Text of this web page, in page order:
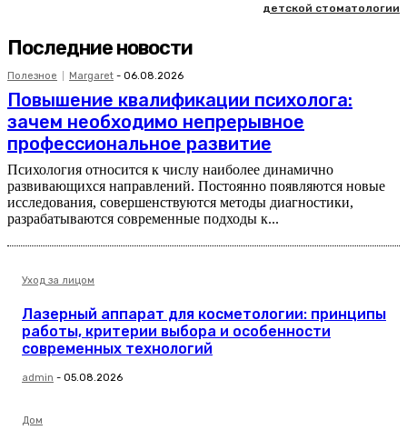
детской стоматологии
Последние новости
Полезное Margaret - 06.08.2026
Повышение квалификации психолога:
зачем необходимо непрерывное
профессиональное развитие
Психология относится к числу наиболее динамично
развивающихся направлений. Постоянно появляются новые
исследования, совершенствуются методы диагностики,
разрабатываются современные подходы к...
Уход за лицом
Лазерный аппарат для косметологии: принципы
работы, критерии выбора и особенности
современных технологий
admin - 05.08.2026
Дом